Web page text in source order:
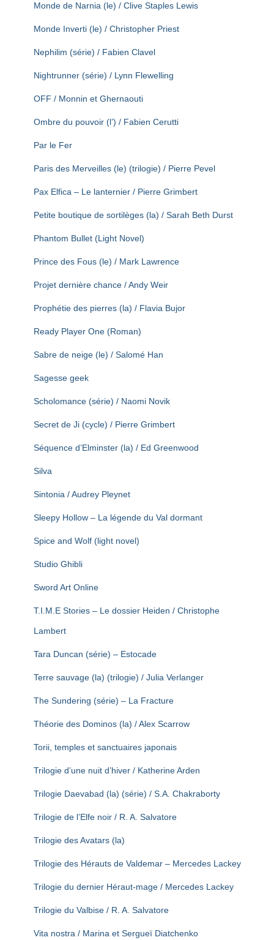
Monde de Narnia (le) / Clive Staples Lewis
Monde Inverti (le) / Christopher Priest
Nephilim (série) / Fabien Clavel
Nightrunner (série) / Lynn Flewelling
OFF / Monnin et Ghernaouti
Ombre du pouvoir (l’) / Fabien Cerutti
Par le Fer
Paris des Merveilles (le) (trilogie) / Pierre Pevel
Pax Elfica – Le lanternier / Pierre Grimbert
Petite boutique de sortilèges (la) / Sarah Beth Durst
Phantom Bullet (Light Novel)
Prince des Fous (le) / Mark Lawrence
Projet dernière chance / Andy Weir
Prophétie des pierres (la) / Flavia Bujor
Ready Player One (Roman)
Sabre de neige (le) / Salomé Han
Sagesse geek
Scholomance (série) / Naomi Novik
Secret de Ji (cycle) / Pierre Grimbert
Séquence d’Elminster (la) / Ed Greenwood
Silva
Sintonia / Audrey Pleynet
Sleepy Hollow – La légende du Val dormant
Spice and Wolf (light novel)
Studio Ghibli
Sword Art Online
T.I.M.E Stories – Le dossier Heiden / Christophe
Lambert
Tara Duncan (série) – Estocade
Terre sauvage (la) (trilogie) / Julia Verlanger
The Sundering (série) – La Fracture
Théorie des Dominos (la) / Alex Scarrow
Torii, temples et sanctuaires japonais
Trilogie d’une nuit d’hiver / Katherine Arden
Trilogie Daevabad (la) (série) / S.A. Chakraborty
Trilogie de l’Elfe noir / R. A. Salvatore
Trilogie des Avatars (la)
Trilogie des Hérauts de Valdemar – Mercedes Lackey
Trilogie du dernier Héraut-mage / Mercedes Lackey
Trilogie du Valbise / R. A. Salvatore
Vita nostra / Marina et Sergueï Diatchenko